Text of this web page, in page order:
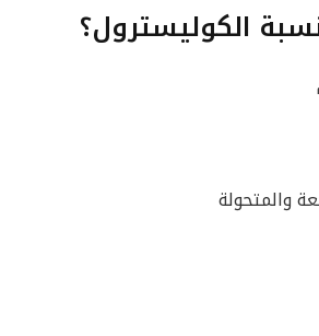
الكوليسترول؟
والمتحولة